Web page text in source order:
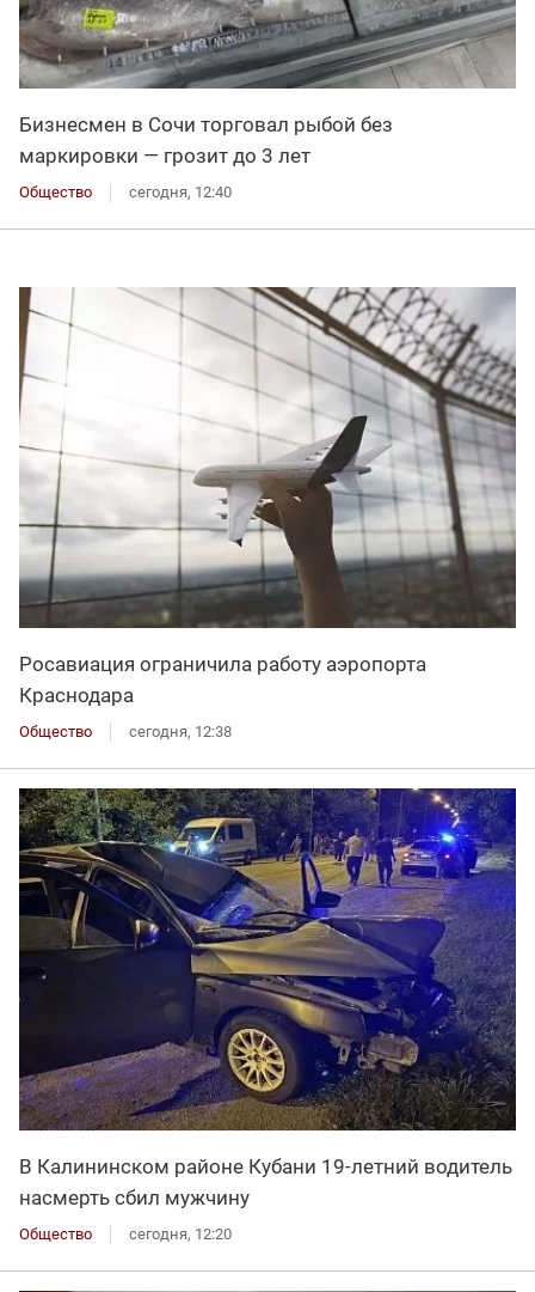
Бизнесмен в Сочи торговал рыбой без
маркировки — грозит до 3 лет
Общество сегодня, 12:40
Росавиация ограничила работу аэропорта
Краснодара
Общество сегодня, 12:38
В Калининском районе Кубани 19-летний водитель
насмерть сбил мужчину
Общество сегодня, 12:20